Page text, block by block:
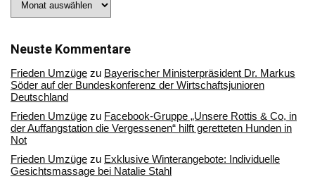
Sie
Archiv
Neuste Kommentare
Frieden Umzüge zu Bayerischer Ministerpräsident Dr. Markus
Söder auf der Bundeskonferenz der Wirtschaftsjunioren
Deutschland
Frieden Umzüge zu Facebook-Gruppe „Unsere Rottis & Co, in
der Auffangstation die Vergessenen“ hilft geretteten Hunden in
Not
Frieden Umzüge zu Exklusive Winterangebote: Individuelle
Gesichtsmassage bei Natalie Stahl